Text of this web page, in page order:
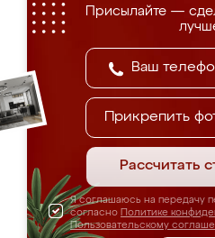
Присылайте —
Прикрепить
Рассчитать
Я соглашаюсь на передачу
согласно Политике
Пользовательскому